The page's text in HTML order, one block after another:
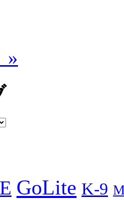
»
GoLite K-9